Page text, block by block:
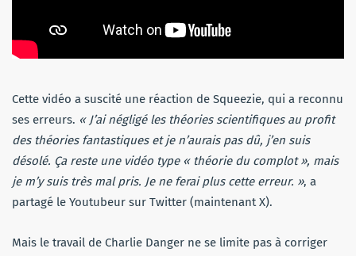
Cette vidéo a suscité une réaction de Squeezie, qui a reconnu
ses erreurs. « J’ai négligé les théories scientifiques au profit
des théories fantastiques et je n’aurais pas dû, j’en suis
désolé. Ça reste une vidéo type « théorie du complot », mais
je m’y suis très mal pris. Je ne ferai plus cette erreur. », a
partagé le Youtubeur sur Twitter (maintenant X).
Mais le travail de Charlie Danger ne se limite pas à corriger